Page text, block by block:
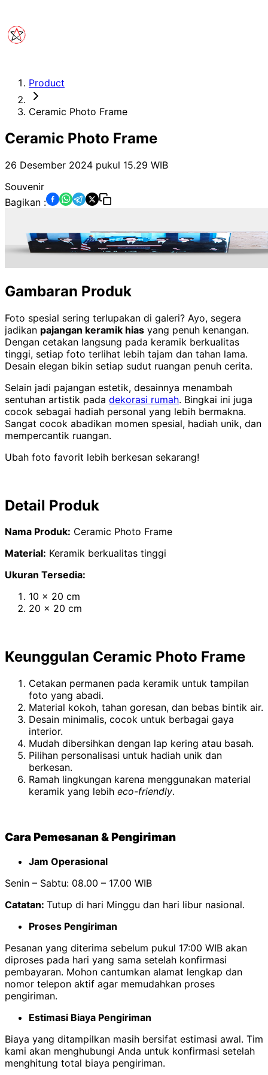
Product
Ceramic Photo Frame
Ceramic Photo Frame
26 Desember 2024 pukul 15.29 WIB
Souvenir
Bagikan :
Gambaran Produk
Foto spesial sering terlupakan di galeri? Ayo, segera
jadikan pajangan keramik hias yang penuh kenangan.
Dengan cetakan langsung pada keramik berkualitas
tinggi, setiap foto terlihat lebih tajam dan tahan lama.
Desain elegan bikin setiap sudut ruangan penuh cerita.
Selain jadi pajangan estetik, desainnya menambah
sentuhan artistik pada dekorasi rumah. Bingkai ini juga
cocok sebagai hadiah personal yang lebih bermakna.
Sangat cocok abadikan momen spesial, hadiah unik, dan
mempercantik ruangan.
Ubah foto favorit lebih berkesan sekarang!
Detail Produk
Nama Produk: Ceramic Photo Frame
Material: Keramik berkualitas tinggi
Ukuran Tersedia:
10 x 20 cm
20 x 20 cm
Keunggulan Ceramic Photo Frame
Cetakan permanen pada keramik untuk tampilan
foto yang abadi.
Material kokoh, tahan goresan, dan bebas bintik air.
Desain minimalis, cocok untuk berbagai gaya
interior.
Mudah dibersihkan dengan lap kering atau basah.
Pilihan personalisasi untuk hadiah unik dan
berkesan.
Ramah lingkungan karena menggunakan material
keramik yang lebih eco-friendly.
Cara Pemesanan & Pengiriman
Jam Operasional
Senin – Sabtu: 08.00 – 17.00 WIB
Catatan: Tutup di hari Minggu dan hari libur nasional.
Proses Pengiriman
Pesanan yang diterima sebelum pukul 17:00 WIB akan
diproses pada hari yang sama setelah konfirmasi
pembayaran. Mohon cantumkan alamat lengkap dan
nomor telepon aktif agar memudahkan proses
pengiriman.
Estimasi Biaya Pengiriman
Biaya yang ditampilkan masih bersifat estimasi awal. Tim
kami akan menghubungi Anda untuk konfirmasi setelah
menghitung total biaya pengiriman.